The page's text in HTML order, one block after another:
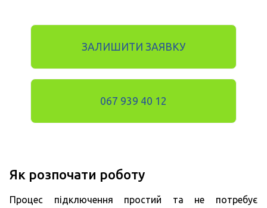
ЗАЛИШИТИ ЗАЯВКУ
067 939 40 12
Як розпочати роботу
Процес підключення простий та не потребує